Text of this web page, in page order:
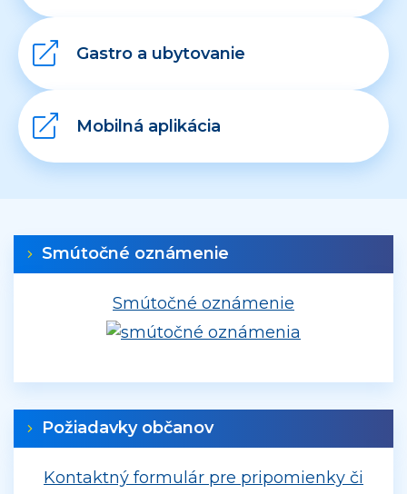
Gastro a ubytovanie
Mobilná aplikácia
Smútočné oznámenie
Smútočné oznámenie
Požiadavky občanov
Kontaktný formulár pre pripomienky či